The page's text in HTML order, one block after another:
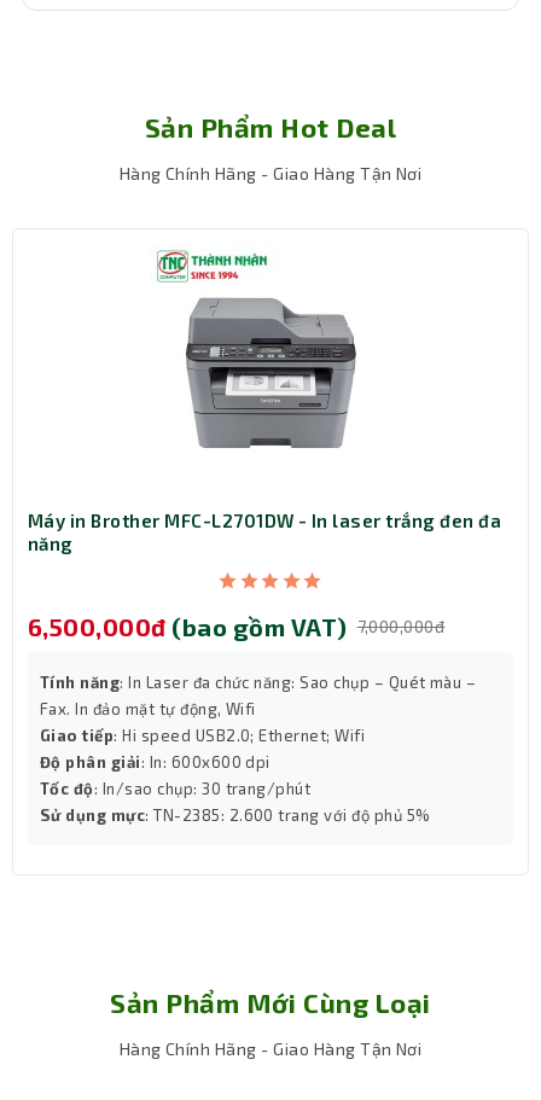
Sản Phẩm Hot Deal
Hàng Chính Hãng - Giao Hàng Tận Nơi
- In laser trắng đen đa
VAT) 7,000,000đ
năng: Sao chụp – Quét màu –
Ethernet; Wifi
phút
trang với độ phủ 5%
Máy in Brother DCP-
4,500,000đ
Tính năng: In, Scan, Copy,
Độ phân giải
Sản Phẩm Mới Cùng Loại
Hàng Chính Hãng - Giao Hàng Tận Nơi